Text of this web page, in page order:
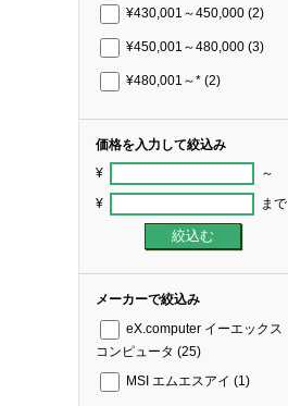
¥430,001～450,000 (2)
¥450,001～480,000 (3)
¥480,001～* (2)
価格を入力して絞込み
¥ ～
¥ まで
メーカーで絞込み
eX.computer イーエックス
コンピュータ (25)
MSI エムエスアイ (1)